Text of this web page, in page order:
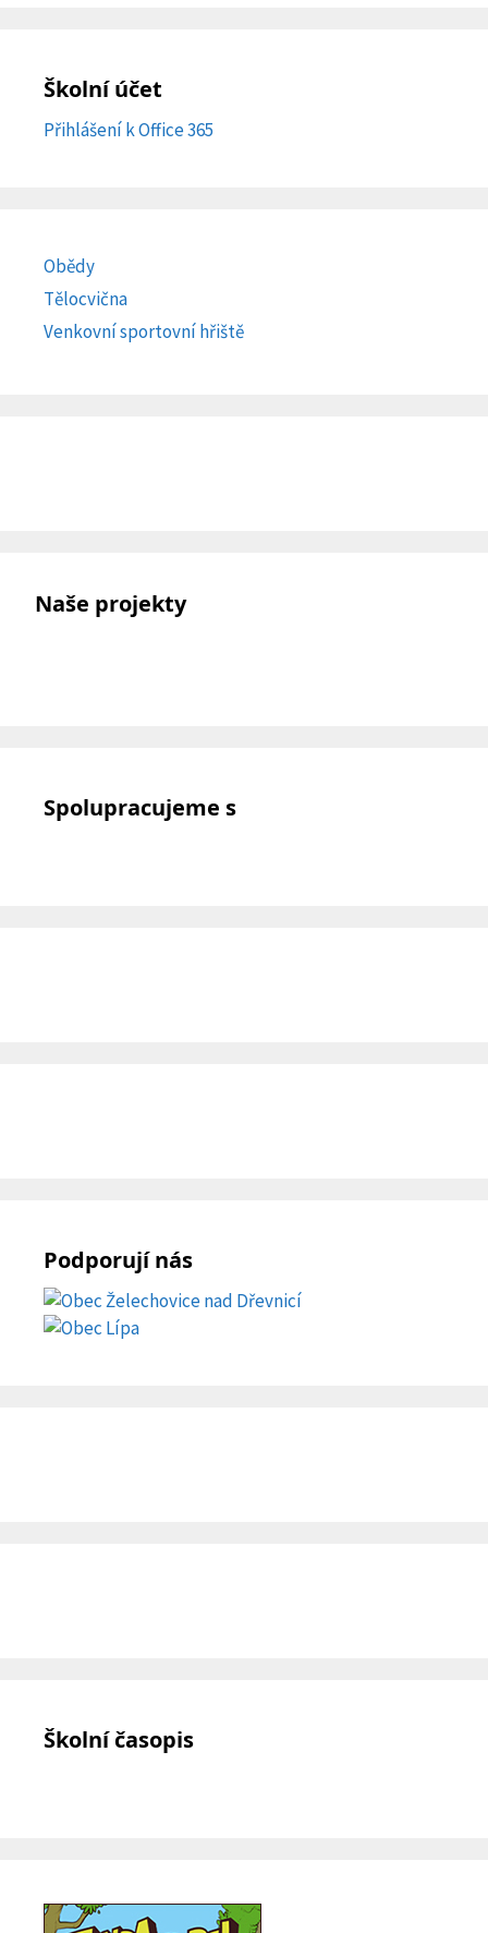
Školní účet
Přihlášení k Office 365
Obědy
Tělocvična
Venkovní sportovní hřiště
Naše projekty
Spolupracujeme s
Podporují nás
Školní časopis